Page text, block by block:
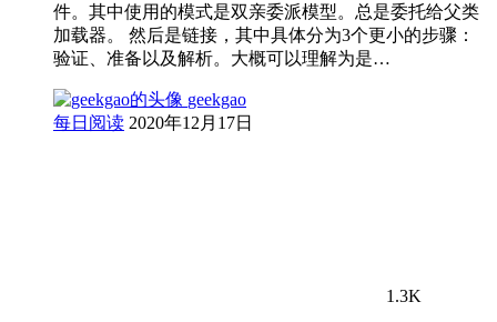
件。其中使用的模式是双亲委派模型。总是委托给父类
加载器。 然后是链接，其中具体分为3个更小的步骤：
验证、准备以及解析。大概可以理解为是…
geekgao
每日阅读 2020年12月17日
1.3K